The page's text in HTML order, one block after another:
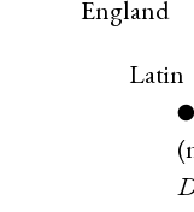
England
Latin
●
(